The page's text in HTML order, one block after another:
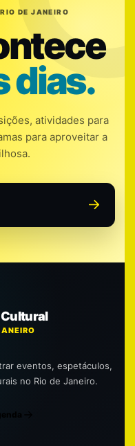
DE JANEIRO
dias.
atividades para
para aproveitar a
eventos, espetáculos,
no Rio de Janeiro.